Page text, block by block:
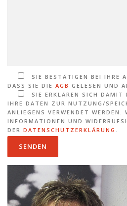
SIE BESTÄTIGEN BEI IHRE
DASS SIE DIE AGB GELESEN UND
SIE ERKLÄREN SICH DAMIT
IHRE DATEN ZUR NUTZUNG/
ANLIEGENS VERWENDET WERDEN.
INFORMATIONEN UND
DER DATENSCHUTZERKLÄRUNG .